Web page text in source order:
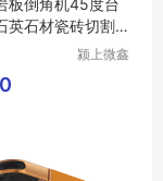
板倒角机45度台
英石材瓷砖切割
颍上微鑫